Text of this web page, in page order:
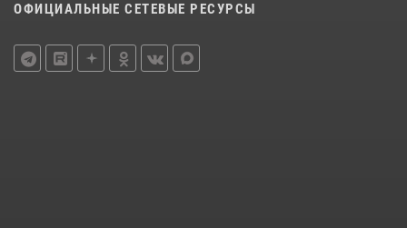
ОФИЦИАЛЬНЫЕ СЕТЕВЫЕ РЕСУРСЫ